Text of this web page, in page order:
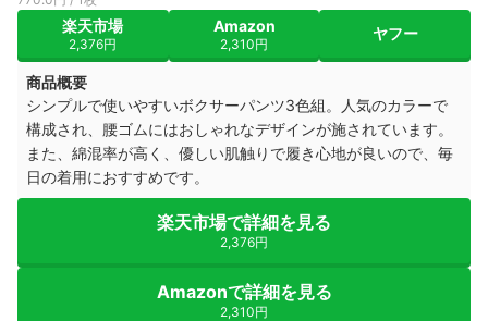
楽天市場
2,376円
Amazon
2,310円
ヤフー
商品概要
シンプルで使いやすいボクサーパンツ3色組。人気のカラーで
構成され、腰ゴムにはおしゃれなデザインが施されています。
また、綿混率が高く、優しい肌触りで履き心地が良いので、毎
日の着用におすすめです。
楽天市場で詳細を見る
2,376円
Amazonで詳細を見る
2,310円